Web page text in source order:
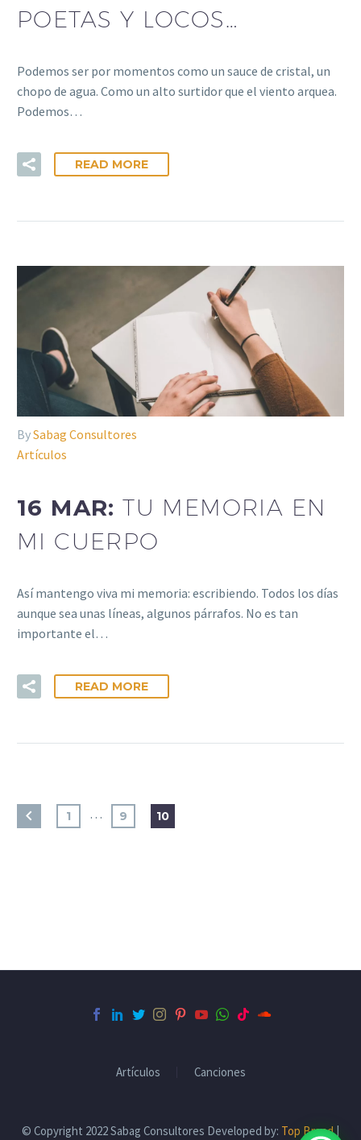
POETAS Y LOCOS…
Podemos ser por momentos como un sauce de cristal, un
chopo de agua. Como un alto surtidor que el viento arquea.
Podemos…
READ MORE
BySabag Consultores
Artículos
16 MAR:TU MEMORIA EN
MI CUERPO
Así mantengo viva mi memoria: escribiendo. Todos los días
aunque sea unas líneas, algunos párrafos. No es tan
importante el…
READ MORE
1 … 9 10
Artículos Canciones
© Copyright 2022 Sabag Consultores Developed by: Top Brand|